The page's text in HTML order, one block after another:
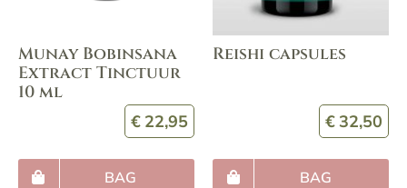
Munay Bobinsana
Extract Tinctuur
10 ml
€ 22,95
BAG
Reishi capsules
€32,50
BAG